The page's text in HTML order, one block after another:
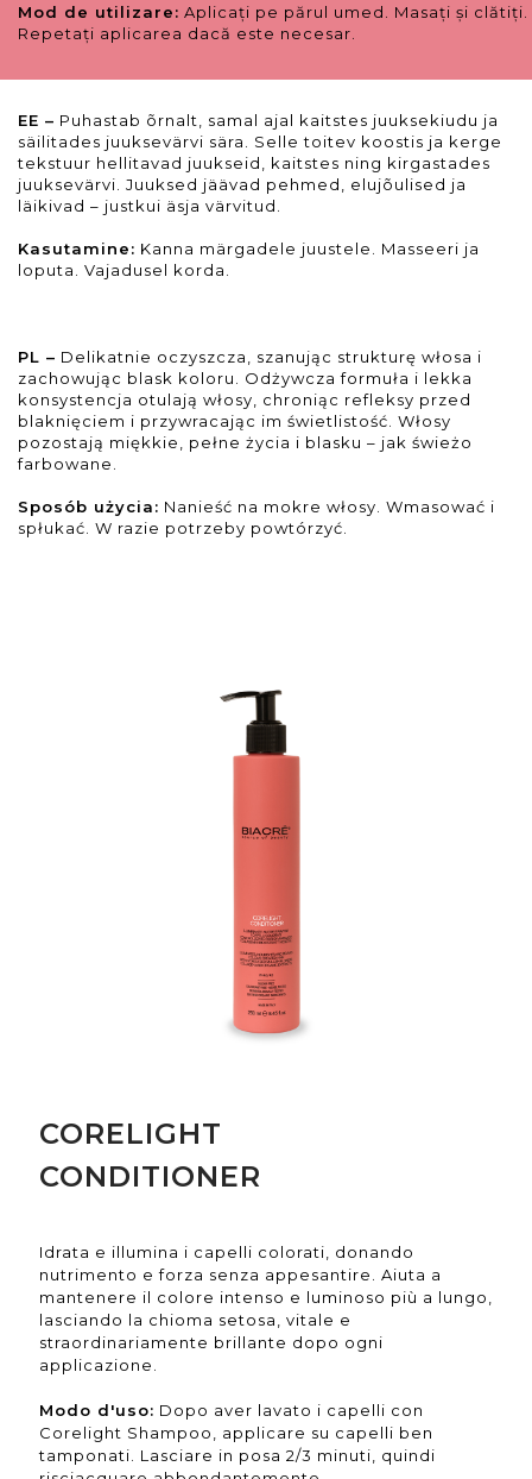
Mod de utilizare: Aplicați pe părul umed. Masați și clătiți.
Repetați aplicarea dacă este necesar.
EE – Puhastab õrnalt, samal ajal kaitstes juuksekiudu ja
säilitades juuksevärvi sära. Selle toitev koostis ja kerge
tekstuur hellitavad juukseid, kaitstes ning kirgastades
juuksevärvi. Juuksed jäävad pehmed, elujõulised ja
läikivad – justkui äsja värvitud.
Kasutamine: Kanna märgadele juustele. Masseeri ja
loputa. Vajadusel korda.
PL – Delikatnie oczyszcza, szanując strukturę włosa i
zachowując blask koloru. Odżywcza formuła i lekka
konsystencja otulają włosy, chroniąc refleksy przed
blaknięciem i przywracając im świetlistość. Włosy
pozostają miękkie, pełne życia i blasku – jak świeżo
farbowane.
Sposób użycia: Nanieść na mokre włosy. Wmasować i
spłukać. W razie potrzeby powtórzyć.
CORELIGHT
CONDITIONER
Idrata e illumina i capelli colorati, donando
nutrimento e forza senza appesantire. Aiuta a
mantenere il colore intenso e luminoso più a lungo,
lasciando la chioma setosa, vitale e
straordinariamente brillante dopo ogni
applicazione.
Modo d'uso: Dopo aver lavato i capelli con
Corelight Shampoo, applicare su capelli ben
tamponati. Lasciare in posa 2/3 minuti, quindi